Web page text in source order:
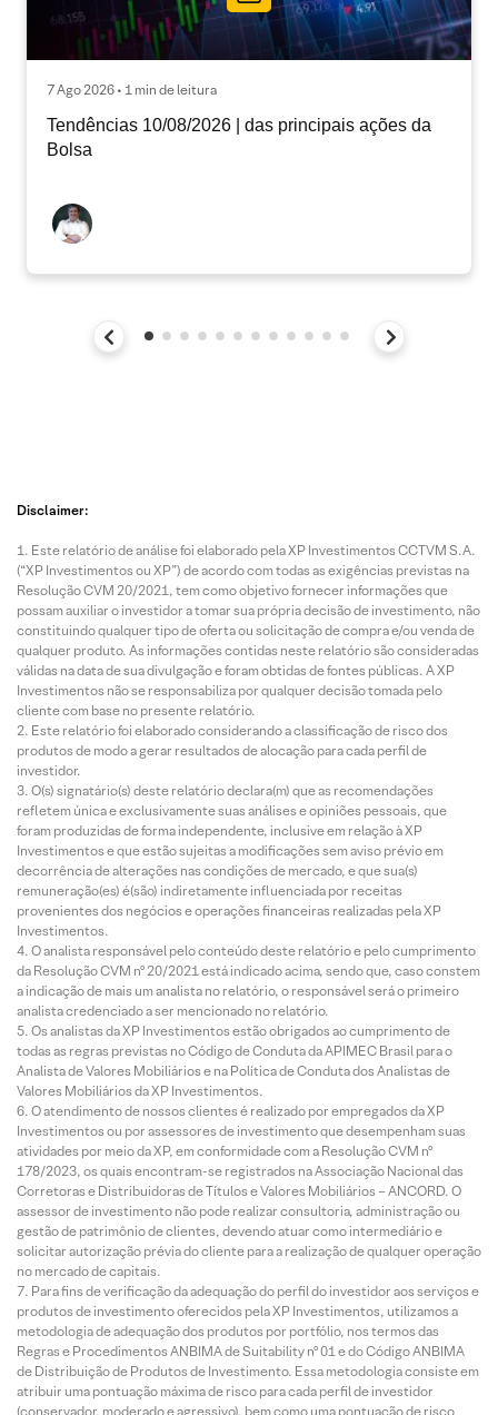
7 Ago 2026 • 1 min de leitura
Tendências 10/08/2026 | das principais ações da
Bolsa
Disclaimer:
Este relatório de análise foi elaborado pela XP Investimentos CCTVM S.A.
(“XP Investimentos ou XP”) de acordo com todas as exigências previstas na
Resolução CVM 20/2021, tem como objetivo fornecer informações que
possam auxiliar o investidor a tomar sua própria decisão de investimento, não
constituindo qualquer tipo de oferta ou solicitação de compra e/ou venda de
qualquer produto. As informações contidas neste relatório são consideradas
válidas na data de sua divulgação e foram obtidas de fontes públicas. A XP
Investimentos não se responsabiliza por qualquer decisão tomada pelo
cliente com base no presente relatório.
Este relatório foi elaborado considerando a classificação de risco dos
produtos de modo a gerar resultados de alocação para cada perfil de
investidor.
O(s) signatário(s) deste relatório declara(m) que as recomendações
refletem única e exclusivamente suas análises e opiniões pessoais, que
foram produzidas de forma independente, inclusive em relação à XP
Investimentos e que estão sujeitas a modificações sem aviso prévio em
decorrência de alterações nas condições de mercado, e que sua(s)
remuneração(es) é(são) indiretamente influenciada por receitas
provenientes dos negócios e operações financeiras realizadas pela XP
Investimentos.
O analista responsável pelo conteúdo deste relatório e pelo cumprimento
da Resolução CVM nº 20/2021 está indicado acima, sendo que, caso constem
a indicação de mais um analista no relatório, o responsável será o primeiro
analista credenciado a ser mencionado no relatório.
Os analistas da XP Investimentos estão obrigados ao cumprimento de
todas as regras previstas no Código de Conduta da APIMEC Brasil para o
Analista de Valores Mobiliários e na Política de Conduta dos Analistas de
Valores Mobiliários da XP Investimentos.
O atendimento de nossos clientes é realizado por empregados da XP
Investimentos ou por assessores de investimento que desempenham suas
atividades por meio da XP, em conformidade com a Resolução CVM nº
178/2023, os quais encontram-se registrados na Associação Nacional das
Corretoras e Distribuidoras de Títulos e Valores Mobiliários – ANCORD. O
assessor de investimento não pode realizar consultoria, administração ou
gestão de patrimônio de clientes, devendo atuar como intermediário e
solicitar autorização prévia do cliente para a realização de qualquer operação
no mercado de capitais.
Para fins de verificação da adequação do perfil do investidor aos serviços e
produtos de investimento oferecidos pela XP Investimentos, utilizamos a
metodologia de adequação dos produtos por portfólio, nos termos das
Regras e Procedimentos ANBIMA de Suitability nº 01 e do Código ANBIMA
de Distribuição de Produtos de Investimento. Essa metodologia consiste em
atribuir uma pontuação máxima de risco para cada perfil de investidor
(conservador, moderado e agressivo), bem como uma pontuação de risco